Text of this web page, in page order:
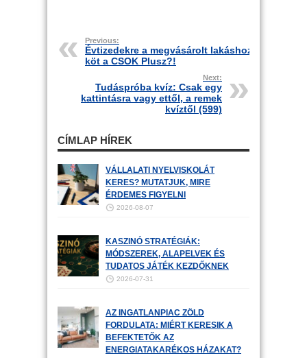
Previous:
Évtizedekre a megvásárolt lakáshoz
köt a CSOK Plusz?!
Next:
Tudáspróba kvíz: Csak egy
kattintásra vagy ettől, a remek
kvíztől (599)
CÍMLAP HÍREK
VÁLLALATI NYELVISKOLÁT
KERES? MUTATJUK, MIRE
ÉRDEMES FIGYELNI
2026-08-07
KASZINÓ STRATÉGIÁK:
MÓDSZEREK, ALAPELVEK ÉS
TUDATOS JÁTÉK KEZDŐKNEK
2026-07-31
AZ INGATLANPIAC ZÖLD
FORDULATA: MIÉRT KERESIK A
BEFEKTETŐK AZ
ENERGIATAKARÉKOS HÁZAKAT?